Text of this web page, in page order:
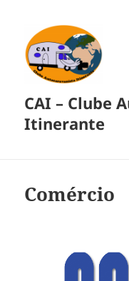
CAI – Clube
Itinerante
Comércio